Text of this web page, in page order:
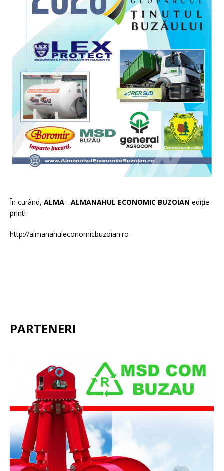
În curând, ALMA - ALMANAHUL ECONOMIC BUZOIAN ediție
print!
http://almanahuleconomicbuzoian.ro
PARTENERI